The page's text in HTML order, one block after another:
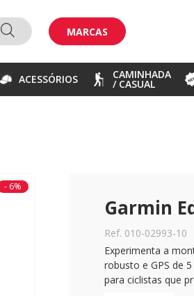
MARCAS
ACESSÓRIOS CAMINHADA
/ CASUAL
- 6%
Garmin
Ref. 010-02993-10
Experimenta a
robusto e GPS de
para ciclistas que